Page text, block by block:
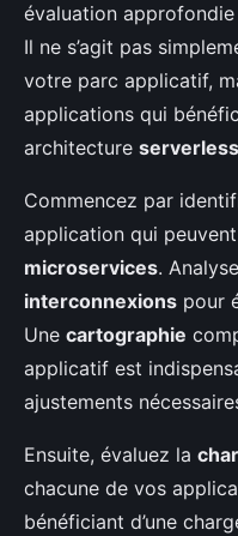
évaluation
Il ne s’agit pas
votre parc applicatif,
applications qui
architecture serverless
Commencez par
application qui
microservices.
interconnexions pour
Une cartographie
applicatif est
ajustements
Ensuite, évaluez la
chacune de vos
bénéficiant d’une